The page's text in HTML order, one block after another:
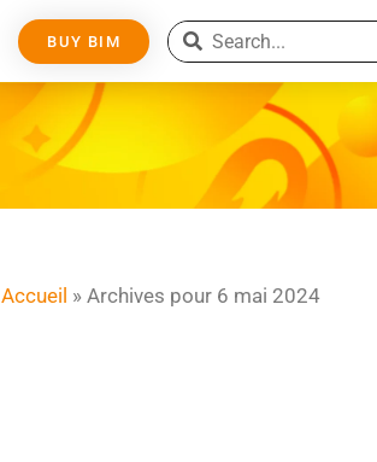
BUY BIM
Accueil » Archives pour 6 mai 2024